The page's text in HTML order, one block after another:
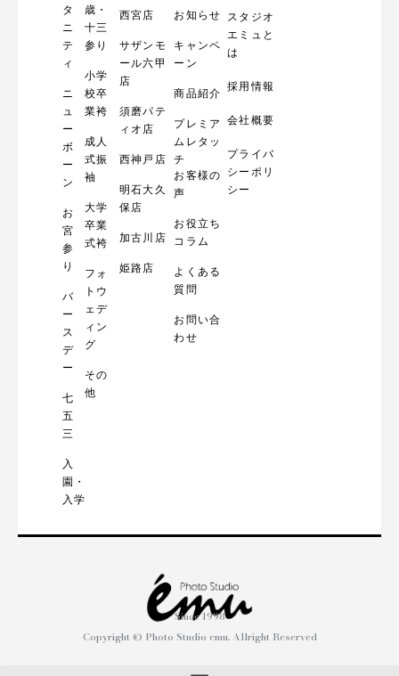
タ
ニ
テ
ィ
ニ
ュ
ー
ボ
ー
ン
お
宮
参
り
バ
ー
ス
デ
ー
七
五
三
入
園・
入学
歳・
十三
参り
小学
校卒
業袴
成人
式振
袖
大学
卒業
式袴
フォ
トウ
ェデ
ィン
グ
その
他
西宮店
サザンモ
ール六甲
店
須磨パテ
ィオ店
西神戸店
明石大久
保店
加古川店
姫路店
お知らせ
キャンペ
ーン
商品紹介
プレミア
ムレタッ
チ
お客様の
声
お役立ち
コラム
よくある
質問
お問い合
わせ
スタジオ
エミュと
は
採用情報
会社概要
プライバ
シーポリ
シー
Since 1998
Copyright © Photo Studio emu. Allright Reserved